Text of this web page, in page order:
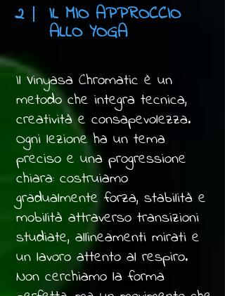
2 IL MIO APPROCCIO
ALLO YOGA
Il Vinyasa Chromatic è un
metodo che integra tecnica,
creatività e consapevolezza.
Ogni lezione ha un tema
preciso e una progressione
chiara: costruiamo
gradualmente forza, stabilità e
mobilità attraverso transizioni
studiate, allineamenti mirati e
un lavoro attento al respiro.
Non cerchiamo la forma